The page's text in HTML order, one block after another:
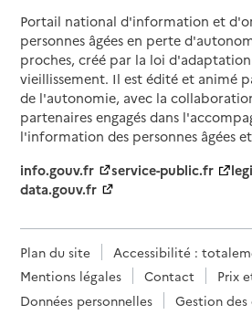
Portail national d'information et
personnes âgées en perte
proches, créé par la loi
vieillissement. Il est édité et animé
de l'autonomie, avec la
partenaires engagés dans
l'information des personnes âgées
info.gouv.fr
service-public.fr
data.gouv.fr
Plan du site
Accessibilité :
Mentions légales
Contact
Prix
Données personnelles
Gestion des